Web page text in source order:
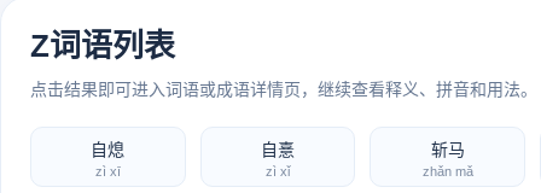
Z词语列表
点击结果即可进入词语或成语详情页，继续查看释义、拼音和用法。
自熄
zì xī
自憙
zì xǐ
斩马
zhǎn mǎ